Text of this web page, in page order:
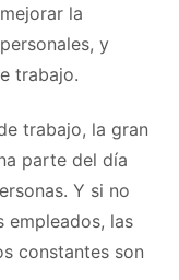
la
y
trabajo.
trabajo, la gran
parte del día
Y si no
empleados, las
constantes son